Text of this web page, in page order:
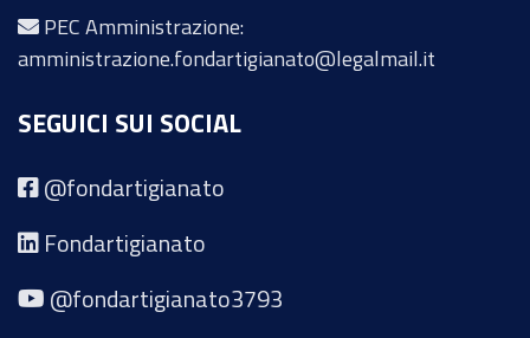
PEC Amministrazione:
amministrazione.fondartigianato@legalmail.it
SEGUICI SUI SOCIAL
@fondartigianato
Fondartigianato
@fondartigianato3793